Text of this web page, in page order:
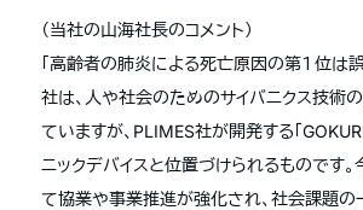
（当社の山海社長のコメント）
「高齢者の肺炎による死亡原因の第１位は
社は、人や社会のためのサイバニクス技術
ていますが、PLIMES社が開発する「
ニックデバイスと位置づけられるものです
て協業や事業推進が強化され、社会課題